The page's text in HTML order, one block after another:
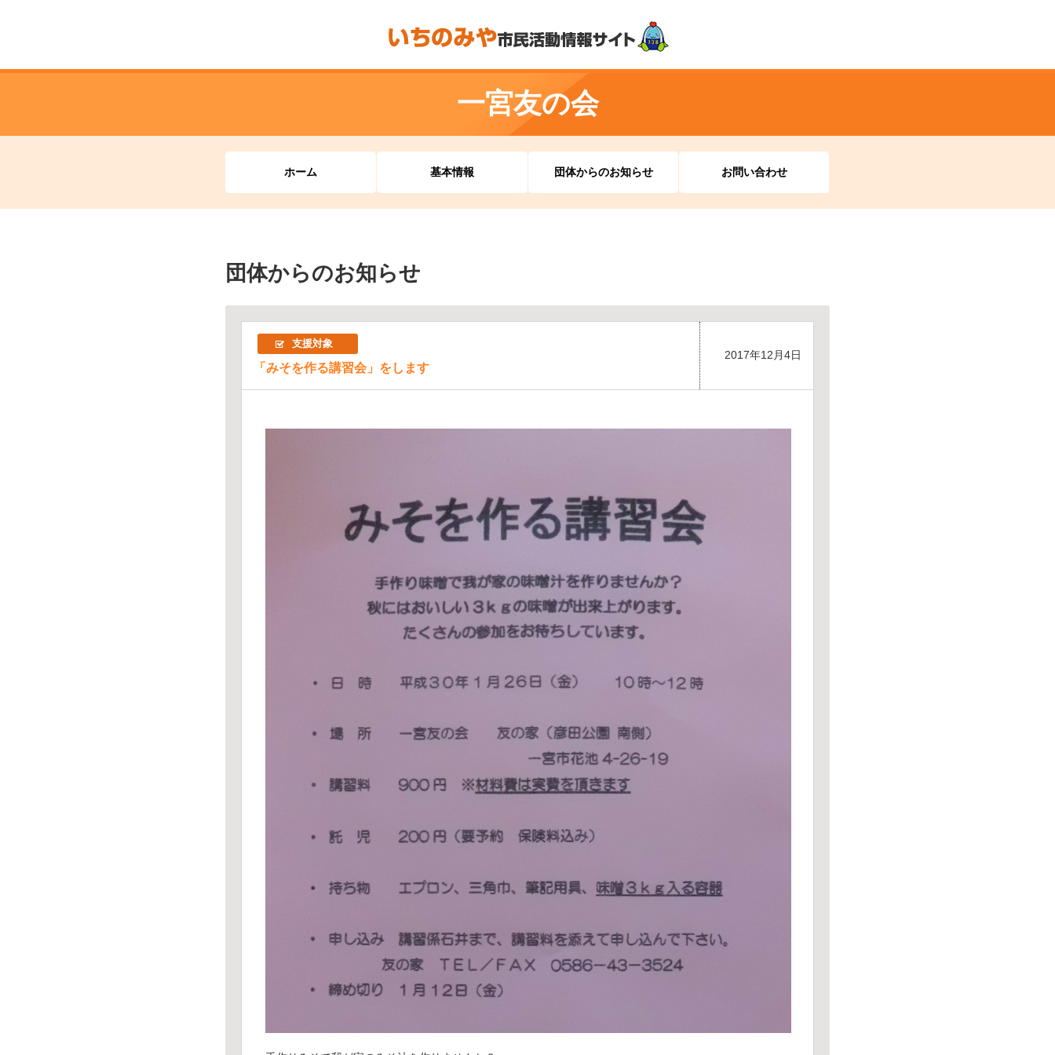
一宮友の会
ホーム 基本情報 団体からのお知らせ お問い合わせ
団体からのお知らせ
支援対象
「みそを作る講習会」をします
2017年12月4日